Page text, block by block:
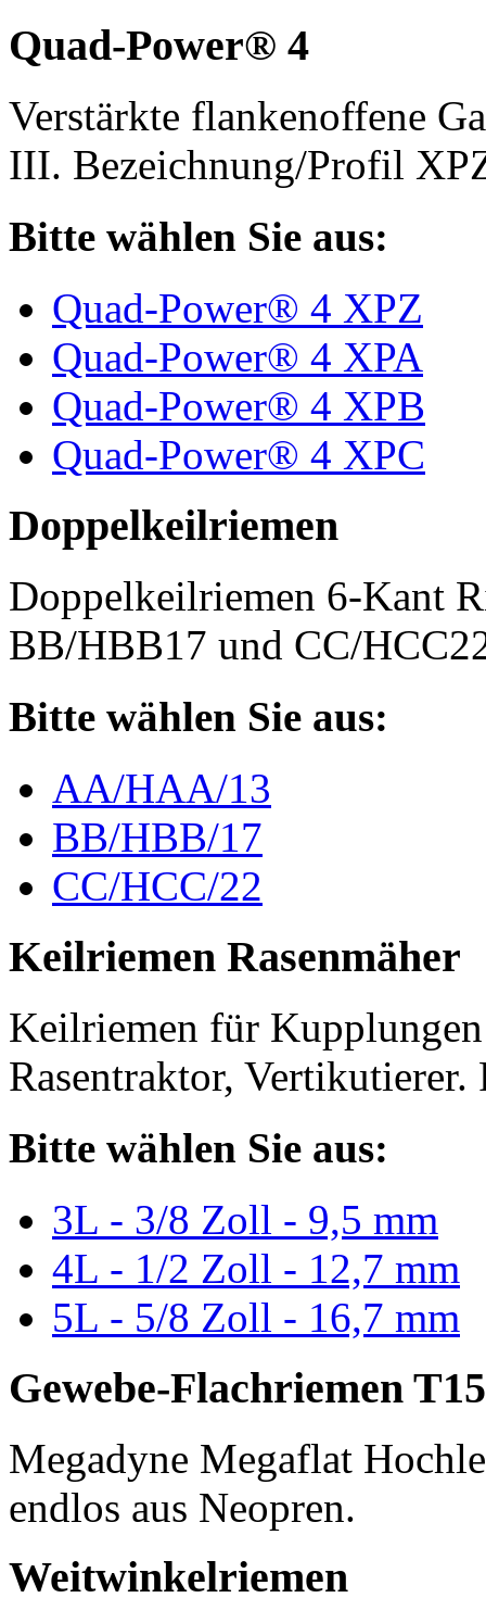
Quad-Power® 4
Verstärkte flankenoffene
III. Bezeichnung/Profil
Bitte wählen Sie aus:
Quad-Power® 4 XPZ
Quad-Power® 4 XPA
Quad-Power® 4 XPB
Quad-Power® 4 XPC
Doppelkeilriemen
Doppelkeilriemen 6-Kant
BB/HBB17 und CC/
Bitte wählen Sie aus:
AA/HAA/13
BB/HBB/17
CC/HCC/22
Keilriemen Rasenmäher
Keilriemen für Kupplungen
Rasentraktor,
Bitte wählen Sie aus:
3L - 3/8 Zoll - 9,5 mm
4L - 1/2 Zoll - 12,7 mm
5L - 5/8 Zoll - 16,7 mm
Gewebe-Flachriemen
Megadyne Megaflat
endlos aus Neopren.
Weitwinkelriemen